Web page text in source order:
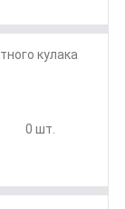
кулака
0 шт.